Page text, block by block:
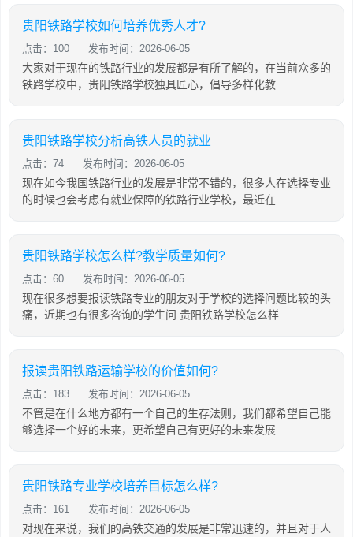
贵阳铁路学校如何培养优秀人才?
点击：100 发布时间：2026-06-05
大家对于现在的铁路行业的发展都是有所了解的，在当前众多的
铁路学校中，贵阳铁路学校独具匠心，倡导多样化教
贵阳铁路学校分析高铁人员的就业
点击：74 发布时间：2026-06-05
现在如今我国铁路行业的发展是非常不错的，很多人在选择专业
的时候也会考虑有就业保障的铁路行业学校，最近在
贵阳铁路学校怎么样?教学质量如何?
点击：60 发布时间：2026-06-05
现在很多想要报读铁路专业的朋友对于学校的选择问题比较的头
痛，近期也有很多咨询的学生问 贵阳铁路学校怎么样
报读贵阳铁路运输学校的价值如何?
点击：183 发布时间：2026-06-05
不管是在什么地方都有一个自己的生存法则，我们都希望自己能
够选择一个好的未来，更希望自己有更好的未来发展
贵阳铁路专业学校培养目标怎么样?
点击：161 发布时间：2026-06-05
对现在来说，我们的高铁交通的发展是非常迅速的，并且对于人